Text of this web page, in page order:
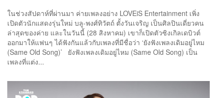
ในช่วงสัปดาห์ที่ผ่านมา ค่ายเพลงอย่าง LOVEiS Entertainment เพิ่ง
เปิดตัวนักแสดงรุ่นใหม่ บลู-พงศ์ทิวัตถ์ ตั้งวันเจริญ เป็นศิลปินเดี่ยวคน
ล่าสุดของค่าย และในวันนี้ (28 สิงหาคม) เขาก็เปิดตัวซิงเกิลเดบิวต์
ออกมาให้แฟนๆ ได้ฟังกันแล้วกับเพลงที่มีชื่อว่า ‘ยังฟังเพลงเดิมอยู่ไหม
(Same Old Song)’ ยังฟังเพลงเดิมอยู่ไหม (Same Old Song) เป็น
เพลงที่แต่ง...